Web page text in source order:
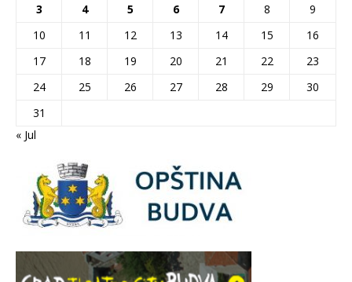
3
4 5 6 7 8
9
10
11 12 13 14 15
16
17
18 19 20 21 22
23
24
25 26 27 28 29
30
31
« Jul